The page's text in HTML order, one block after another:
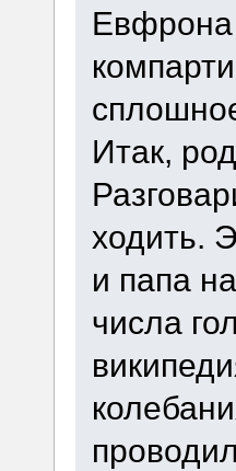
Евфрона
Итак,
ходить.
и папа
числа